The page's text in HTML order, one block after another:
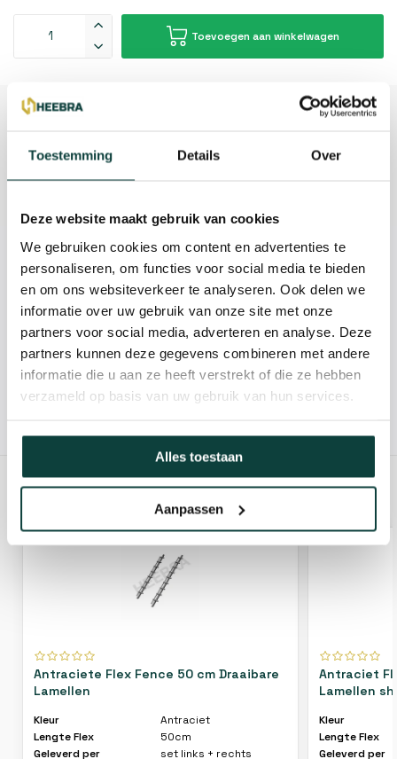
Toestemming Details Over
Deze website maakt gebruik van cookies
We gebruiken cookies om content en advertenties te
personaliseren, om functies voor social media te bieden
en om ons websiteverkeer te analyseren. Ook delen we
informatie over uw gebruik van onze site met onze
partners voor social media, adverteren en analyse. Deze
partners kunnen deze gegevens combineren met andere
informatie die u aan ze heeft verstrekt of die ze hebben
verzameld op basis van uw gebruik van hun services.
Alles toestaan
Aanpassen
Toevoegen aan winkelwagen
Beschrijving
Reviews
Kunnen we je helpen?
085-2121757
info@heebra.com
GERELATEERDE PRODUCTEN
Antraciete Flex Fence 50 cm Draaibare
Lamellen
Kleur
Antraciet
Lengte Flex
50cm
Geleverd per
set links + rechts
Antraciet
Kleur
Lengte Flex
Geleverd per